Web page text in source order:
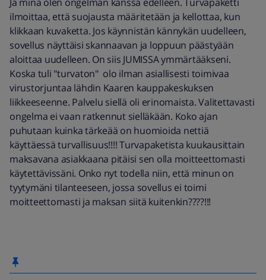
ilmoittaa, että suojausta määritetään ja kellottaa, kun
klikkaan kuvaketta. Jos käynnistän kännykän uudelleen,
sovellus näyttäisi skannaavan ja loppuun päästyään
aloittaa uudelleen. On siis JUMISSA ymmärtääkseni.
Koska tuli "turvaton" olo ilman asiallisesti toimivaa
virustorjuntaa lähdin Kaaren kauppakeskuksen
liikkeeseenne. Palvelu siellä oli erinomaista. Valitettavasti
ongelma ei vaan ratkennut sielläkään. Koko ajan
puhutaan kuinka tärkeää on huomioida nettiä
käyttäessä turvallisuus!!!! Turvapaketista kuukausittain
maksavana asiakkaana pitäisi sen olla moitteettomasti
käytettävissäni. Onko nyt todella niin, että minun on
tyytymäni tilanteeseen, jossa sovellus ei toimi
moitteettomasti ja maksan siitä kuitenkin????!!!